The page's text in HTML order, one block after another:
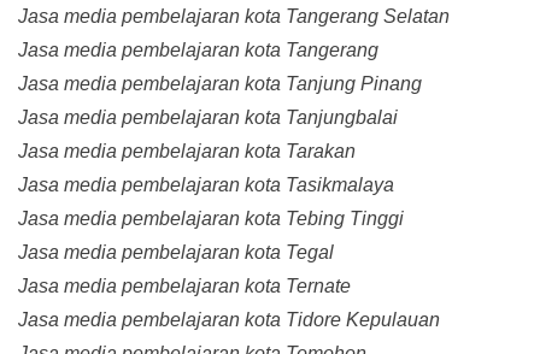
Jasa media pembelajaran kota Tangerang Selatan
Jasa media pembelajaran kota Tangerang
Jasa media pembelajaran kota Tanjung Pinang
Jasa media pembelajaran kota Tanjungbalai
Jasa media pembelajaran kota Tarakan
Jasa media pembelajaran kota Tasikmalaya
Jasa media pembelajaran kota Tebing Tinggi
Jasa media pembelajaran kota Tegal
Jasa media pembelajaran kota Ternate
Jasa media pembelajaran kota Tidore Kepulauan